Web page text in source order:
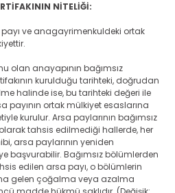
NİTELİĞİ:
ve anagayrimenkuldeki ortak
olan anayapının bağımsız
kurulduğu tarihteki, doğrudan
halinde ise, bu tarihteki değeri ile
payının ortak mülkiyet esaslarına
kurulur. Arsa paylarının bağımsız
tahsis edilmediği hallerde, her
arsa paylarının yeniden
başvurabilir. Bağımsız bölümlerden
edilen arsa payı, o bölümlerin
gelen çoğalma veya azalma